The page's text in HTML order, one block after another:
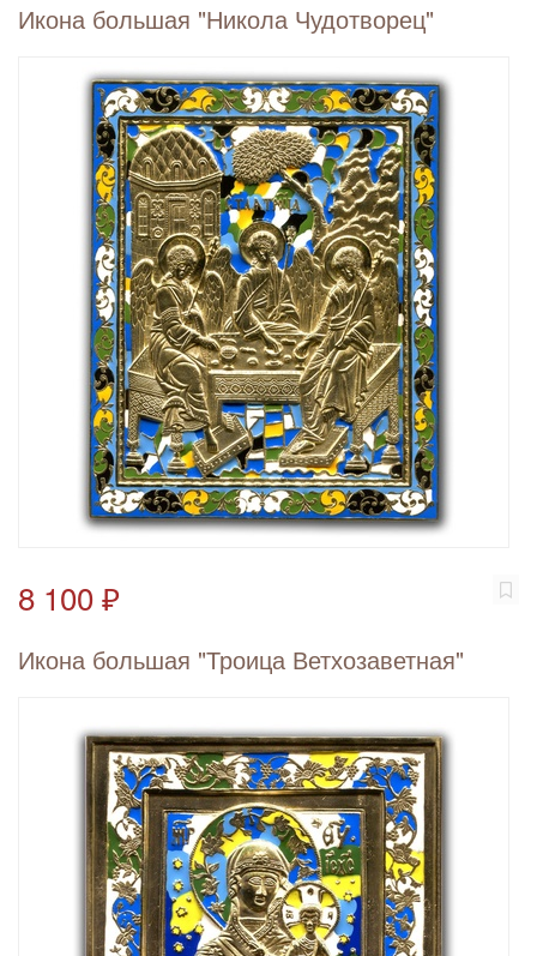
Икона большая "Никола Чудотворец"
8 100 ₽
Икона большая "Троица Ветхозаветная"